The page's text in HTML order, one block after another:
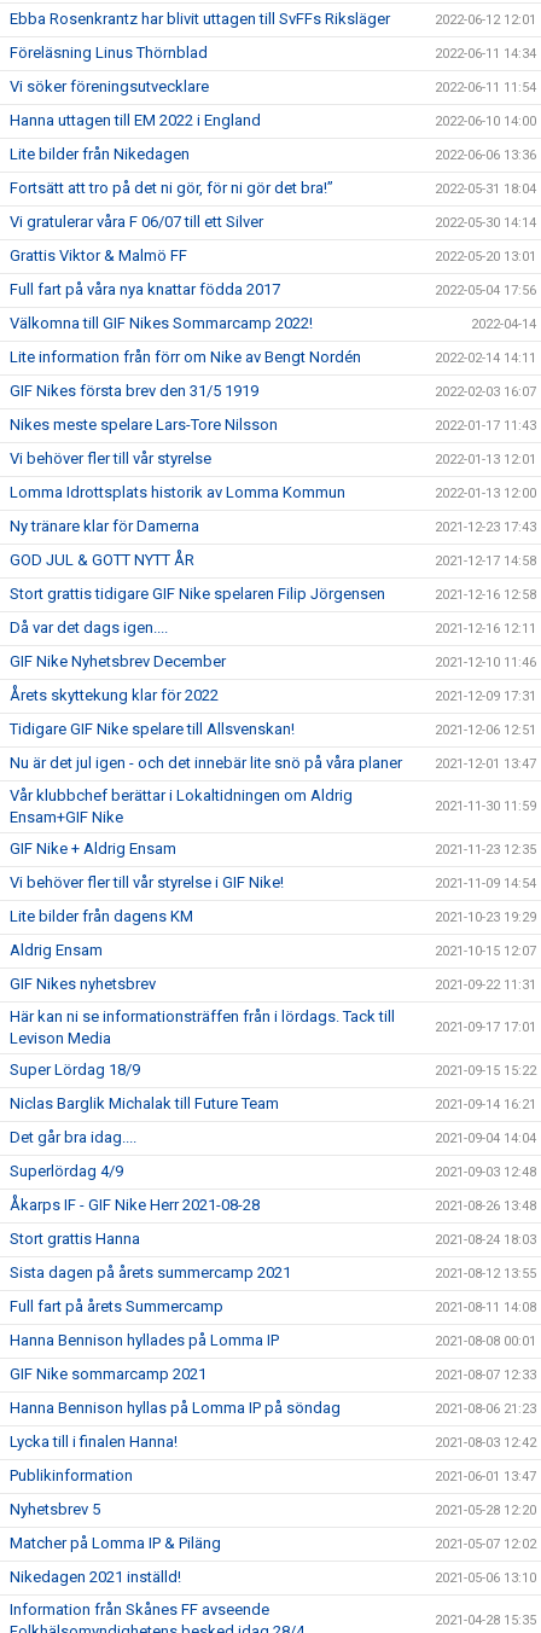
Ebba Rosenkrantz har blivit uttagen till SvFFs Riksläger 2022-06-12 12:01
Föreläsning Linus Thörnblad 2022-06-11 14:34
Vi söker föreningsutvecklare 2022-06-11 11:54
Hanna uttagen till EM 2022 i England 2022-06-10 14:00
Lite bilder från Nikedagen 2022-06-06 13:36
Fortsätt att tro på det ni gör, för ni gör det bra!” 2022-05-31 18:04
Vi gratulerar våra F 06/07 till ett Silver 2022-05-30 14:14
Grattis Viktor & Malmö FF 2022-05-20 13:01
Full fart på våra nya knattar födda 2017 2022-05-04 17:56
Välkomna till GIF Nikes Sommarcamp 2022! 2022-04-14
Lite information från förr om Nike av Bengt Nordén 2022-02-14 14:11
GIF Nikes första brev den 31/5 1919 2022-02-03 16:07
Nikes meste spelare Lars-Tore Nilsson 2022-01-17 11:43
Vi behöver fler till vår styrelse 2022-01-13 12:01
Lomma Idrottsplats historik av Lomma Kommun 2022-01-13 12:00
Ny tränare klar för Damerna 2021-12-23 17:43
GOD JUL & GOTT NYTT ÅR 2021-12-17 14:58
Stort grattis tidigare GIF Nike spelaren Filip Jörgensen 2021-12-16 12:58
Då var det dags igen.... 2021-12-16 12:11
GIF Nike Nyhetsbrev December 2021-12-10 11:46
Årets skyttekung klar för 2022 2021-12-09 17:31
Tidigare GIF Nike spelare till Allsvenskan! 2021-12-06 12:51
Nu är det jul igen - och det innebär lite snö på våra planer 2021-12-01 13:47
Vår klubbchef berättar i Lokaltidningen om Aldrig
Ensam+GIF Nike
2021-11-30 11:59
GIF Nike + Aldrig Ensam 2021-11-23 12:35
Vi behöver fler till vår styrelse i GIF Nike! 2021-11-09 14:54
Lite bilder från dagens KM 2021-10-23 19:29
Aldrig Ensam 2021-10-15 12:07
GIF Nikes nyhetsbrev 2021-09-22 11:31
Här kan ni se informationsträffen från i lördags. Tack till
Levison Media
2021-09-17 17:01
Super Lördag 18/9 2021-09-15 15:22
Niclas Barglik Michalak till Future Team 2021-09-14 16:21
Det går bra idag.... 2021-09-04 14:04
Superlördag 4/9 2021-09-03 12:48
Åkarps IF - GIF Nike Herr 2021-08-28 2021-08-26 13:48
Stort grattis Hanna 2021-08-24 18:03
Sista dagen på årets summercamp 2021 2021-08-12 13:55
Full fart på årets Summercamp 2021-08-11 14:08
Hanna Bennison hyllades på Lomma IP 2021-08-08 00:01
GIF Nike sommarcamp 2021 2021-08-07 12:33
Hanna Bennison hyllas på Lomma IP på söndag 2021-08-06 21:23
Lycka till i finalen Hanna! 2021-08-03 12:42
Publikinformation 2021-06-01 13:47
Nyhetsbrev 5 2021-05-28 12:20
Matcher på Lomma IP & Piläng 2021-05-07 12:02
Nikedagen 2021 inställd! 2021-05-06 13:10
Information från Skånes FF avseende
2021-04-28 15:35